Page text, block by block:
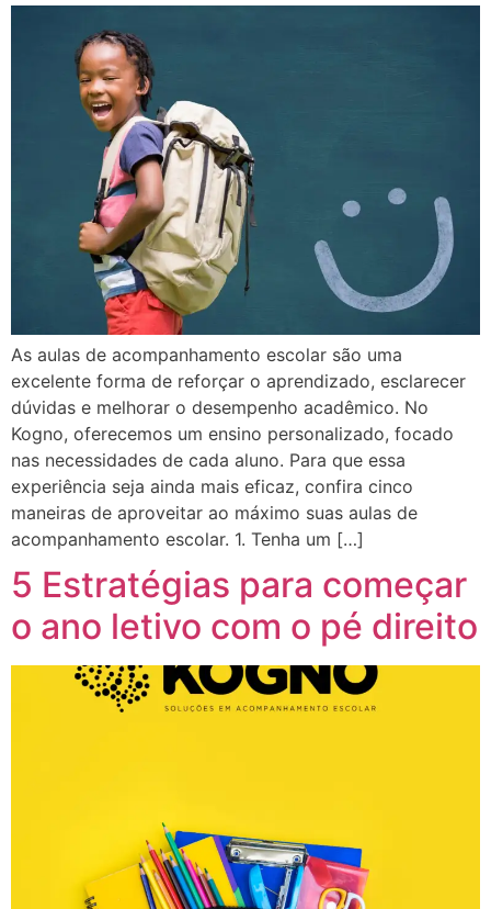
As aulas de acompanhamento escolar são uma
excelente forma de reforçar o aprendizado, esclarecer
dúvidas e melhorar o desempenho acadêmico. No
Kogno, oferecemos um ensino personalizado, focado
nas necessidades de cada aluno. Para que essa
experiência seja ainda mais eficaz, confira cinco
maneiras de aproveitar ao máximo suas aulas de
acompanhamento escolar. 1. Tenha um […]
5 Estratégias para começar
o ano letivo com o pé direito